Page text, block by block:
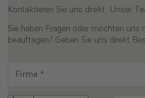
Kontaktieren Sie uns direkt. Unser
Sie haben Fragen oder möchten uns
beauftagen? Geben Sie uns direkt
Firma *